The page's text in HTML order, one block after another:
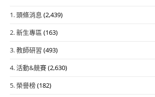
1. 頭條消息 (2,439)
2. 新生專區 (163)
3. 教師研習 (493)
4. 活動&競賽(2,630)
5. 榮譽榜(182)